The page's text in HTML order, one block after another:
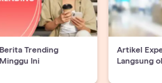
Berita Trending
Minggu Ini
Artikel
Langsung